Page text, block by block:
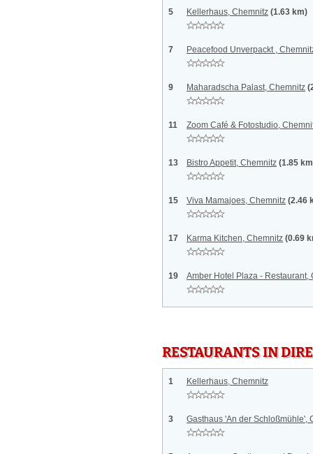
5 Kellerhaus, Chemnitz (1.63 km)
7 Peacefood Unverpackt ,
9 Maharadscha Palast, Chemnitz
11 Zoom Café & Fotostudio,
13 Bistro Appetit, Chemnitz (1.85
15 Viva Mamajoes, Chemnitz (2.46
17 Karma Kitchen, Chemnitz (0.69
19 Amber Hotel Plaza - Restaurant,
RESTAURANTS IN
1 Kellerhaus, Chemnitz
3 Gasthaus 'An der Schloßmühle',